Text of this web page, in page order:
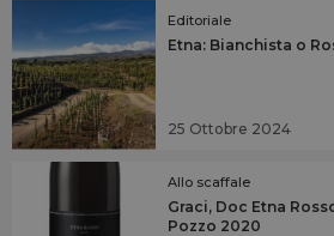
Editoriale
Etna: Bianchista o
25 Ottobre 2024
Allo scaffale
Graci, Doc Etna
Pozzo 2020